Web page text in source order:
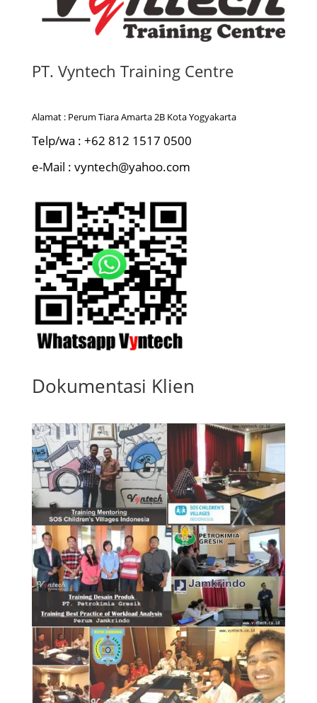
PT. Vyntech Training Centre
Alamat : Perum Tiara Amarta 2B Kota Yogyakarta
Telp/wa : +62 812 1517 0500
e-Mail : vyntech@yahoo.com
Dokumentasi Klien